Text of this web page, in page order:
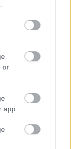
or
app.
elején érik.
és 23 mm
kiváló.
széles,
és
termést hoz.